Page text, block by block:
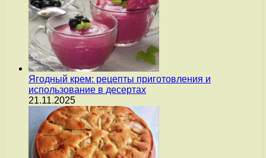
Ягодный крем: рецепты приготовления и
использование в десертах
21.11.2025